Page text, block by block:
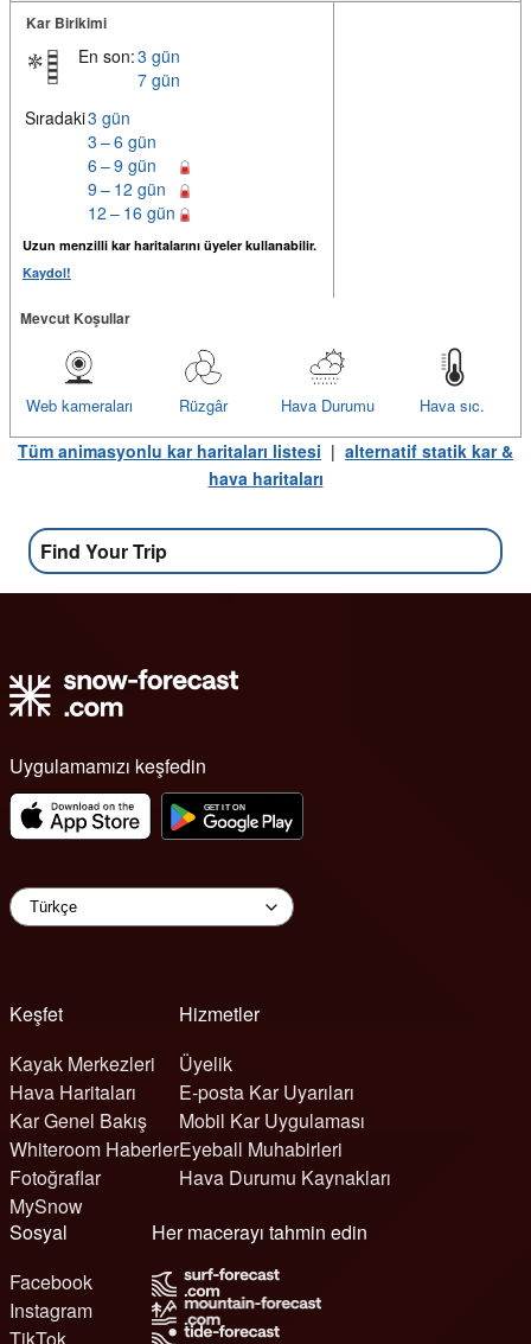
Kar Birikimi
En son:3 gün
7 gün
Sıradaki3 gün
3 – 6 gün
6 – 9 gün
9 – 12 gün
12 – 16 gün
Uzun menzilli kar haritalarını üyeler kullanabilir.
Kaydol!
Mevcut Koşullar
Hava sıc.
Hava Durumu
Rüzgâr
Web kameraları
Tüm animasyonlu kar haritaları listesi | alternatif statik kar &
hava haritaları
Find Your Trip
Uygulamamızı keşfedin
Keşfet
Kayak Merkezleri
Hava Haritaları
Kar Genel Bakış
Whiteroom Haberler
Fotoğraflar
MySnow
Hizmetler
Üyelik
E-posta Kar Uyarıları
Mobil Kar Uygulaması
Eyeball Muhabirleri
Hava Durumu Kaynakları
Sosyal
Facebook
Instagram
TikTok
Her macerayı tahmin edin